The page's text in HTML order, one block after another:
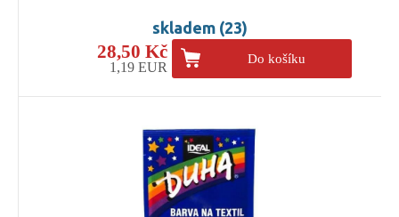
skladem (23)
28,50 Kč
1,19 EUR
Do košíku